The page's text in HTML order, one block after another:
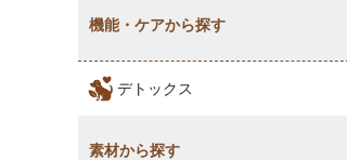
機能・ケアから探す
デトックス
素材から探す